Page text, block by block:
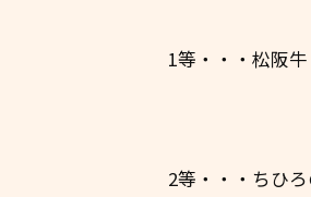
1等・・・松阪牛
2等・・・ちひろのお